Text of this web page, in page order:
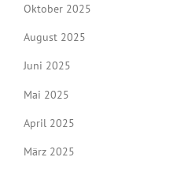
Oktober 2025
August 2025
Juni 2025
Mai 2025
April 2025
März 2025